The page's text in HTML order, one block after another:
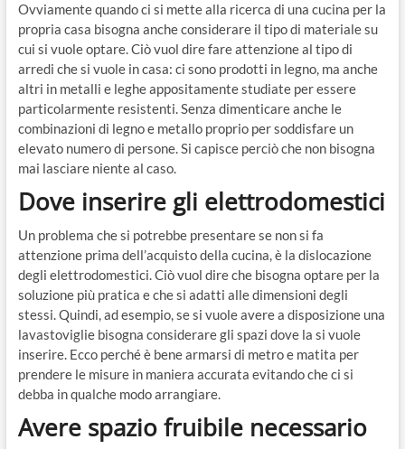
Ovviamente quando ci si mette alla ricerca di una cucina per la
propria casa bisogna anche considerare il tipo di materiale su
cui si vuole optare. Ciò vuol dire fare attenzione al tipo di
arredi che si vuole in casa: ci sono prodotti in legno, ma anche
altri in metalli e leghe appositamente studiate per essere
particolarmente resistenti. Senza dimenticare anche le
combinazioni di legno e metallo proprio per soddisfare un
elevato numero di persone. Si capisce perciò che non bisogna
mai lasciare niente al caso.
Dove inserire gli elettrodomestici
Un problema che si potrebbe presentare se non si fa
attenzione prima dell’acquisto della cucina, è la dislocazione
degli elettrodomestici. Ciò vuol dire che bisogna optare per la
soluzione più pratica e che si adatti alle dimensioni degli
stessi. Quindi, ad esempio, se si vuole avere a disposizione una
lavastoviglie bisogna considerare gli spazi dove la si vuole
inserire. Ecco perché è bene armarsi di metro e matita per
prendere le misure in maniera accurata evitando che ci si
debba in qualche modo arrangiare.
Avere spazio fruibile necessario